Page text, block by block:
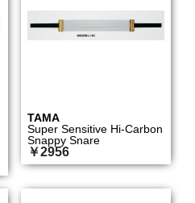
TAMA
Super Sensitive Hi-Carbon
Snappy Snare
￥2956